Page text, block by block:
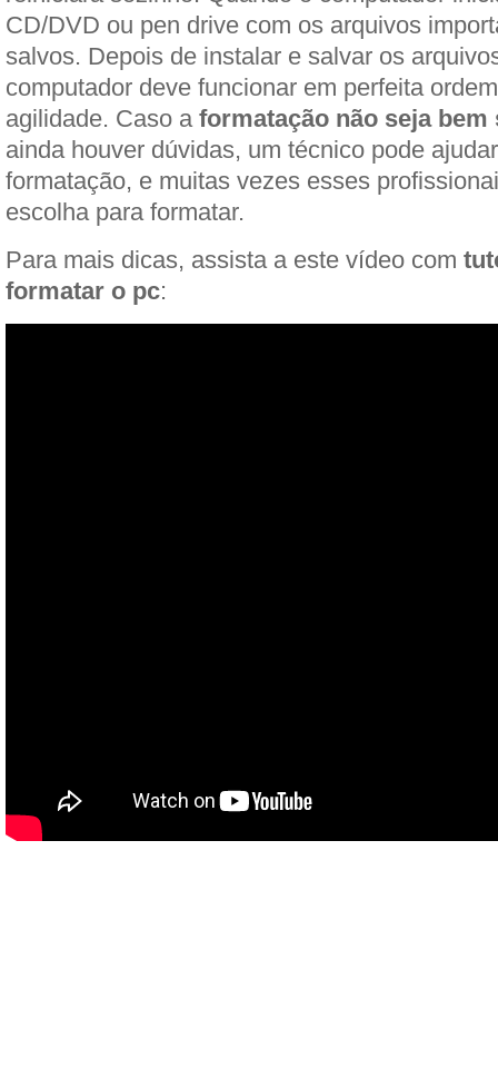
CD/DVD ou pen drive com os arquivos
salvos. Depois de instalar e salvar os
computador deve funcionar em perfeita
agilidade. Caso aformatação não seja bem
ainda houver dúvidas, um técnico pode
formatação, e muitas vezes esses
escolha para formatar.
Para mais dicas, assista a este vídeo com
formatar o pc: